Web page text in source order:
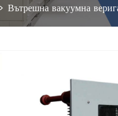
Вътрешна вакуумна